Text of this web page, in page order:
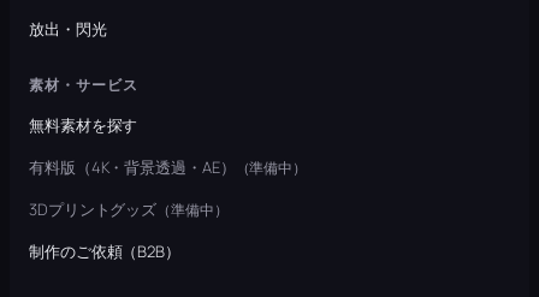
放出・閃光
素材・サービス
無料素材を探す
有料版（4K・背景透過・AE）
（準備中）
3Dプリントグッズ （準備中）
制作のご依頼（B2B）